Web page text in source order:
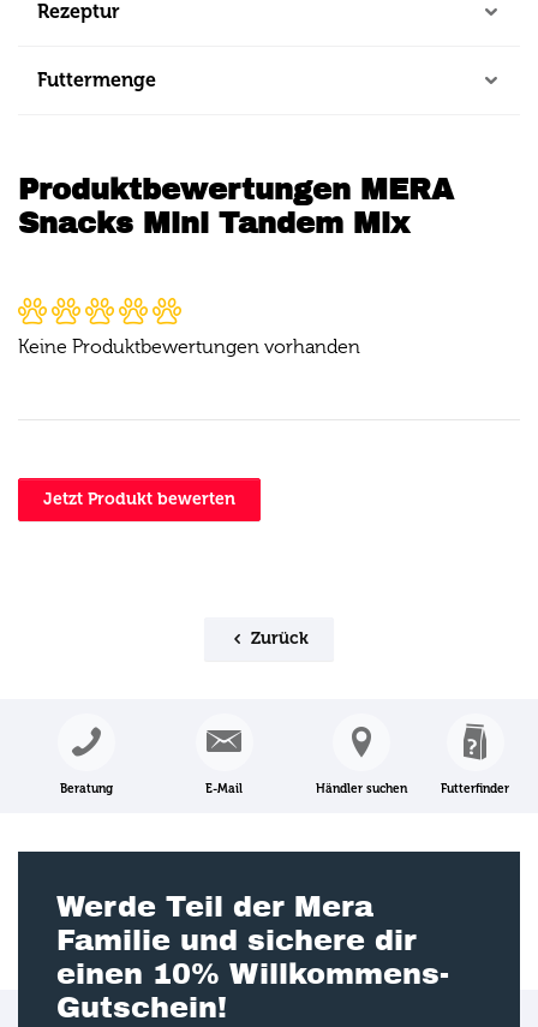
Rezeptur
Futtermenge
Produktbewertungen MERA
Snacks Mini Tandem Mix
Keine Produktbewertungen vorhanden
Jetzt Produkt bewerten
Zurück
Beratung E-Mail Händler suchen Futterfinder
Werde Teil der Mera
Familie und sichere dir
einen 10% Willkommens-
Gutschein!